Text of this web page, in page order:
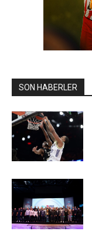
SON HABERLER